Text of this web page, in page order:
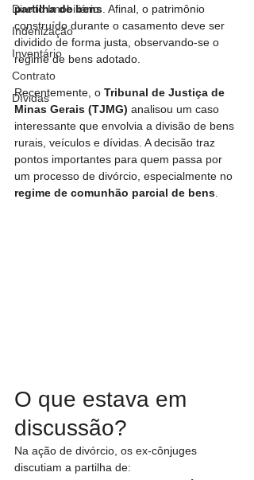
Direito Imobiliário
Indenização
Inventário
Contrato
Dívidas
partilha de bens . Afinal, o patrimônio
construído durante o casamento deve ser
dividido de forma justa, observando-se o
regime de bens adotado.
Recentemente, o Tribunal de Justiça de
Minas Gerais (TJMG) analisou um caso
interessante que envolvia a divisão de bens
rurais, veículos e dívidas. A decisão traz
pontos importantes para quem passa por
um processo de divórcio, especialmente no
regime de comunhão parcial de bens
O que estava em
discussão?
Na ação de divórcio, os ex-cônjuges
discutiam a partilha de: